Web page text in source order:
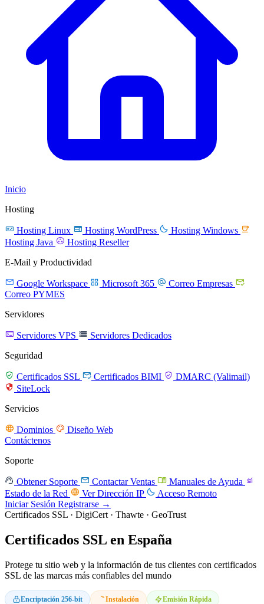
Inicio
Hosting
 Hosting Linux  Hosting WordPress  Hosting Windows 
Hosting Java  Hosting Reseller
E-Mail y Productividad
 Google Workspace  Microsoft 365  Correo Empresas 
Correo PYMES
Servidores
 Servidores VPS  Servidores Dedicados
Seguridad
 Certificados SSL  Certificados BIMI  DMARC (Valimail)
 SiteLock
Servicios
 Dominios  Diseño Web
Contáctenos
Soporte
 Obtener Soporte  Contactar Ventas  Manuales de Ayuda 
Estado de la Red  Ver Dirección IP  Acceso Remoto
Iniciar Sesión Registrarse →
Certificados SSL · DigiCert · Thawte · GeoTrust
Certificados SSL en España
Protege tu sitio web y la información de tus clientes con certificados
SSL de las marcas más confiables del mundo
Encriptación 256-bit Instalación Emisión Rápida